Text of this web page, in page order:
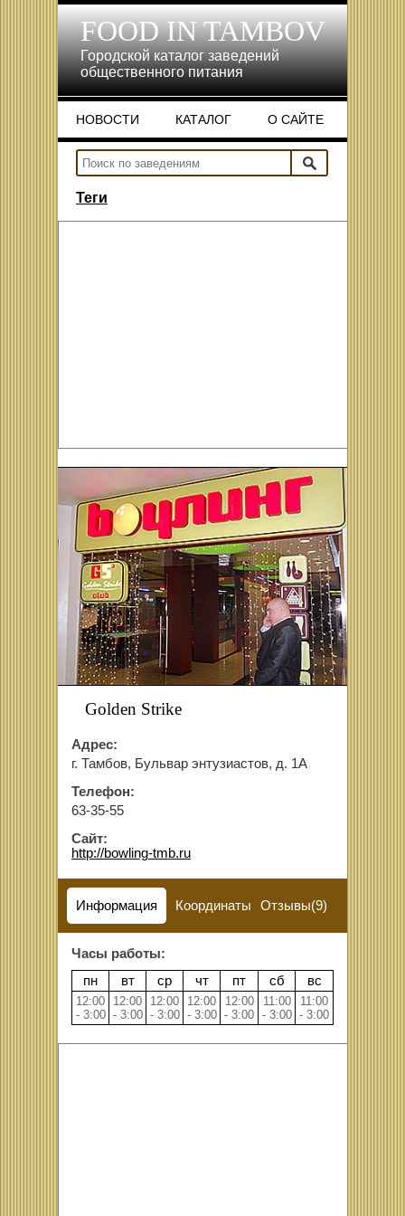
FOOD IN TAMBOV
Городской каталог заведений
общественного питания
НОВОСТИ
НОВОСТИ
КАТАЛОГ
КАТАЛОГ
О САЙТЕ
О САЙТЕ
Теги
Golden Strike
Адрес:
г. Тамбов, Бульвар энтузиастов, д. 1А
Телефон:
63-35-55
Сайт:
http://bowling-tmb.ru
Информация Координаты Отзывы(9)
Часы работы:
пн
вт ср чт пт сб вс
12:00
- 3:00
12:00
- 3:00
12:00
- 3:00
12:00
- 3:00
12:00
- 3:00
11:00
- 3:00
11:00
- 3:00